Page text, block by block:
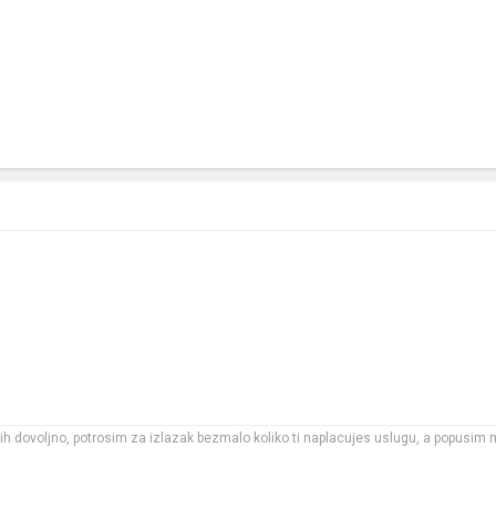
dovoljno, potrosim za izlazak bezmalo koliko ti naplacujes uslugu, a popusim